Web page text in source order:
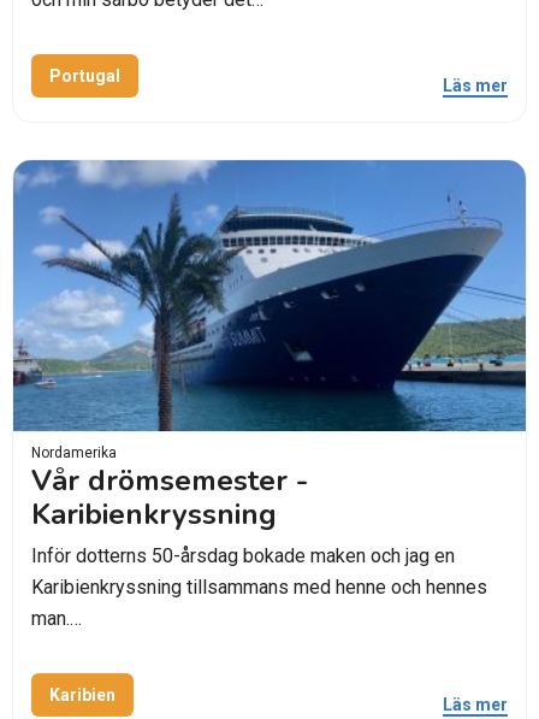
Portugal Läs mer
Nordamerika
Vår drömsemester -
Karibienkryssning
Inför dotterns 50-årsdag bokade maken och jag en
Karibienkryssning tillsammans med henne och hennes
man.…
Karibien Läs mer